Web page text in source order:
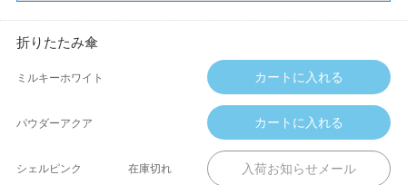
折りたたみ傘
ミルキーホワイト
パウダーアクア
シェルピンク 在庫切れ